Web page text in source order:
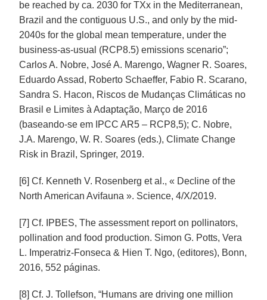
be reached by ca. 2030 for TXx in the Mediterranean,
Brazil and the contiguous U.S., and only by the mid-
2040s for the global mean temperature, under the
business-as-usual (RCP8.5) emissions scenario”;
Carlos A. Nobre, José A. Marengo, Wagner R. Soares,
Eduardo Assad, Roberto Schaeffer, Fabio R. Scarano,
Sandra S. Hacon, Riscos de Mudanças Climáticas no
Brasil e Limites à Adaptação, Março de 2016
(baseando-se em IPCC AR5 – RCP8,5); C. Nobre,
J.A. Marengo, W. R. Soares (eds.), Climate Change
Risk in Brazil, Springer, 2019.
[6] Cf. Kenneth V. Rosenberg et al., « Decline of the
North American Avifauna ». Science, 4/X/2019.
[7] Cf. IPBES, The assessment report on pollinators,
pollination and food production. Simon G. Potts, Vera
L. Imperatriz-Fonseca & Hien T. Ngo, (editores), Bonn,
2016, 552 páginas.
[8] Cf. J. Tollefson, “Humans are driving one million